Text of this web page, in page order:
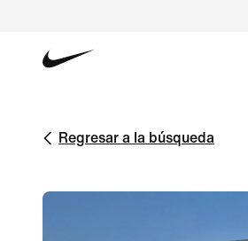
Regresar a la búsqueda